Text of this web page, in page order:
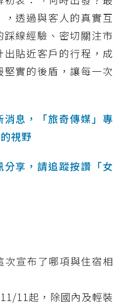
透過與客人的真實互
線經驗、密切關注市
貼近客戶的行程，成
實的後盾，讓每一次
息，「旅奇傳媒」專
視野
享，請追蹤按讚「女
次宣布了哪項與住宿相
11起，除國內及輕裝